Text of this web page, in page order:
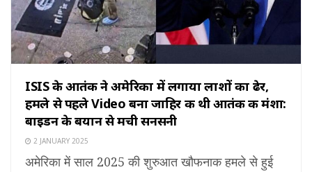
ISIS के आतंकी ने अमेरिका में लगाया लाशों का ढेर,
हमले से पहले Video बना जाहिर की थी आतंक की मंशा:
बाइडन के बयान से मची सनसनी
2 JANUARY 2025
अमेरिका में साल 2025 की शुरुआत खौफनाक हमले से हुई